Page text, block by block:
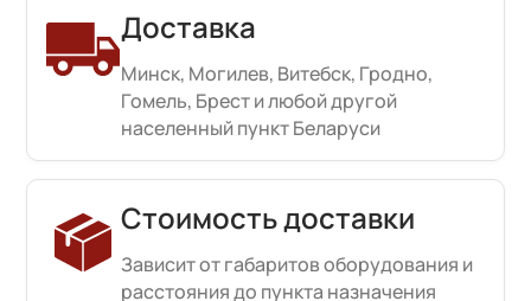
Доставка
Минск, Могилев, Витебск, Гродно,
Гомель, Брест и любой другой
населенный пункт Беларуси
Стоимость доставки
Зависит от габаритов оборудования и
расстояния до пункта назначения